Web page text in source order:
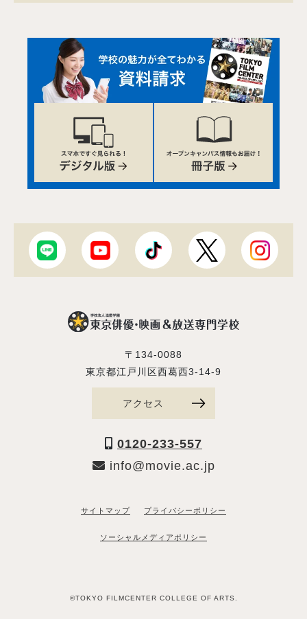
〒134-0088
東京都江戸川区西葛西3-14-9
アクセス
0120-233-557
info@movie.ac.jp
サイトマップ プライバシーポリシー
ソーシャルメディアポリシー
©TOKYO FILMCENTER COLLEGE OF ARTS.